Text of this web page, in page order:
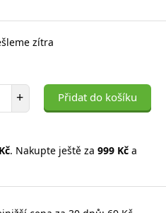
zítra
položek
+ Přidat do košíku
. Nakupte ještě za 999 Kč a